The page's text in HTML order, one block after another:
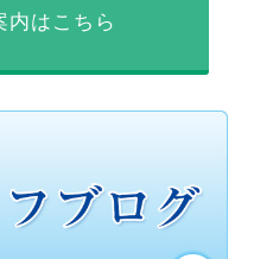
内はこちら